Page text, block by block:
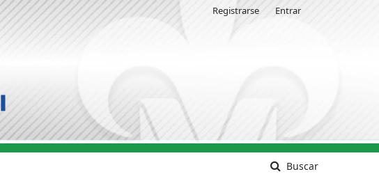
Buscar
Registrarse Entrar